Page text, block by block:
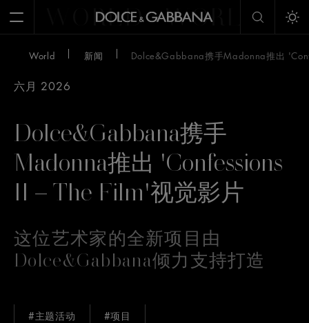
Open MenuWORLD WORLD
World 新闻 Dolce&Gabbana携手Madonna推出
六月 2026
Dolce&Gabbana携手
Madonna推出 'Confessions
II – The Film'视觉影片
这位艺术家的全新项目由
Dolce&Gabbana倾力支持打造
#主题活动 #项目